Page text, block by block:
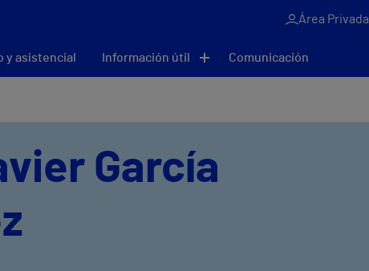
Área Privada
y asistencial Información útil Comunicación
García